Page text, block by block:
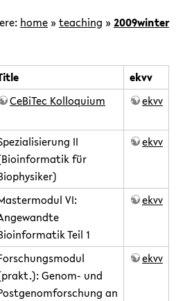
focused
development
of
computational
for
the
analysis
of
genomic
and
post-
genomic
data.
home »teaching »2009winter
ekvv
CeBiTec Kolloquium ekvv
II
für
ekvv
VI:
Teil 1
ekvv
Genom- und
an
ekvv